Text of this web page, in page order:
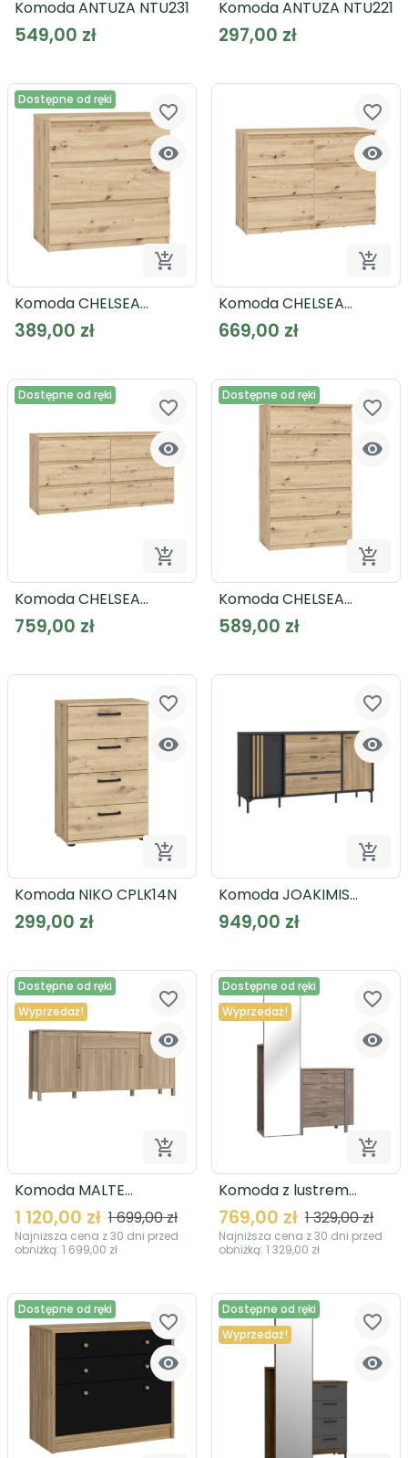
Komoda ANTUZA NTU231
549,00 zł
Komoda ANTUZA NTU221
297,00 zł
Dostępne od ręki


Dodaj do koszyka
favorite_border
Komoda CHELSEA
CHLK23
389,00 zł


favorite_border
Komoda CHELSEA
CHLK24
669,00 zł
Dostępne od ręki


Dodaj do koszyka
favorite_border
Komoda CHELSEA
CHLK26
759,00 zł
Dostępne od ręki


favorite_border
Komoda CHELSEA
CHLK45
589,00 zł


Dodaj do koszyka
favorite_border
Komoda NIKO CPLK14N
299,00 zł


favorite_border
Komoda JOAKIMIS
JMXK231
949,00 zł
Dostępne od ręki
Wyprzedaż!


Dodaj do koszyka
favorite_border
Komoda MALTE
MTBK2411
1 120,00 zł 1 699,00 zł
Najniższa cena z 30 dni przed
obniżką: 1 699,00 zł
Dostępne od ręki
Wyprzedaż!


favorite_border
Komoda z lustrem
MURAI MQRK611L
769,00 zł 1 329,00 zł
Najniższa cena z 30 dni przed
obniżką: 1 329,00 zł
Dostępne od ręki

favorite_border
Dostępne od ręki
Wyprzedaż!

favorite_border